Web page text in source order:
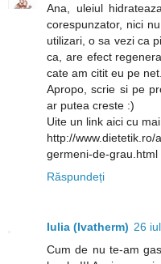
Ana, uleiul
corespunzator, nici
utilizari, o sa vezi ca
ca, are efect
cate am citit eu pe net.
Apropo, scrie si pe
ar putea creste :)
Uite un link aici cu
http://www.dietetik.ro/
germeni-de-grau.html
Răspundeți
Iulia (Ivatherm) 26
Cum de nu te-am